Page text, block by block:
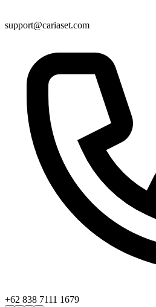
support@cariaset.com
+62 838 7111 1679